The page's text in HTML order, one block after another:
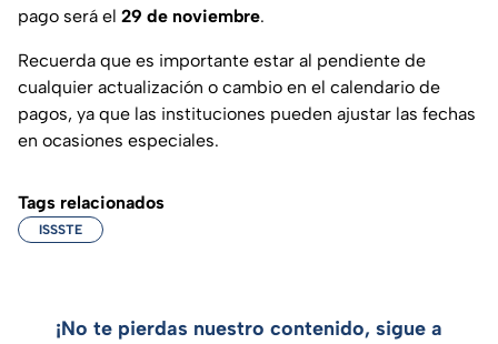
pago será el 29 de noviembre.
Recuerda que es importante estar al pendiente de
cualquier actualización o cambio en el calendario de
pagos, ya que las instituciones pueden ajustar las fechas
en ocasiones especiales.
Tags relacionados
ISSSTE
¡No te pierdas nuestro contenido, sigue a